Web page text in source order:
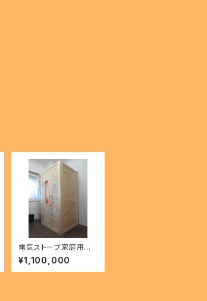
電気ストーブ家庭用ロ
ウリュサウナ～1人用～
【本体価格のみ】
¥1,100,000